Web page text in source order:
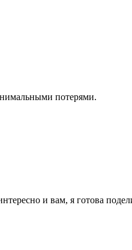
потерями.
и вам, я готова